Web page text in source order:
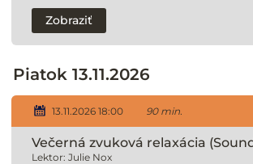
Zobraziť
Piatok 13.11.2026
13.11.2026 18:00 90 min.
Večerná zvuková relaxácia
Lektor: Julie Nox